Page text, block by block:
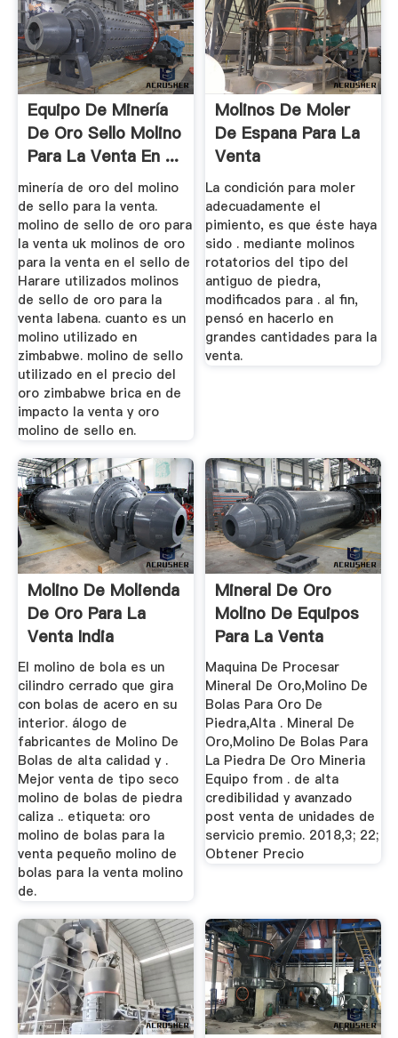
Equipo De Minería
De Oro Sello Molino
Para La Venta En ...
minería de oro del molino
de sello para la venta.
molino de sello de oro para
la venta uk molinos de oro
para la venta en el sello de
Harare utilizados molinos
de sello de oro para la
venta labena. cuanto es un
molino utilizado en
zimbabwe. molino de sello
utilizado en el precio del
oro zimbabwe brica en de
impacto la venta y oro
molino de sello en.
Molinos De Moler
De Espana Para La
Venta
La condición para moler
adecuadamente el
pimiento, es que éste haya
sido . mediante molinos
rotatorios del tipo del
antiguo de piedra,
modificados para . al fin,
pensó en hacerlo en
grandes cantidades para la
venta.
Molino De Molienda
De Oro Para La
Venta India
El molino de bola es un
cilindro cerrado que gira
con bolas de acero en su
interior. álogo de
fabricantes de Molino De
Bolas de alta calidad y .
Mejor venta de tipo seco
molino de bolas de piedra
caliza .. etiqueta: oro
molino de bolas para la
venta pequeño molino de
bolas para la venta molino
de.
Mineral De Oro
Molino De Equipos
Para La Venta
Maquina De Procesar
Mineral De Oro,Molino De
Bolas Para Oro De
Piedra,Alta . Mineral De
Oro,Molino De Bolas Para
La Piedra De Oro Mineria
Equipo from . de alta
credibilidad y avanzado
post venta de unidades de
servicio premio. 2018,3; 22;
Obtener Precio